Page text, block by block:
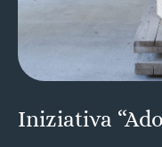
Iniziativa